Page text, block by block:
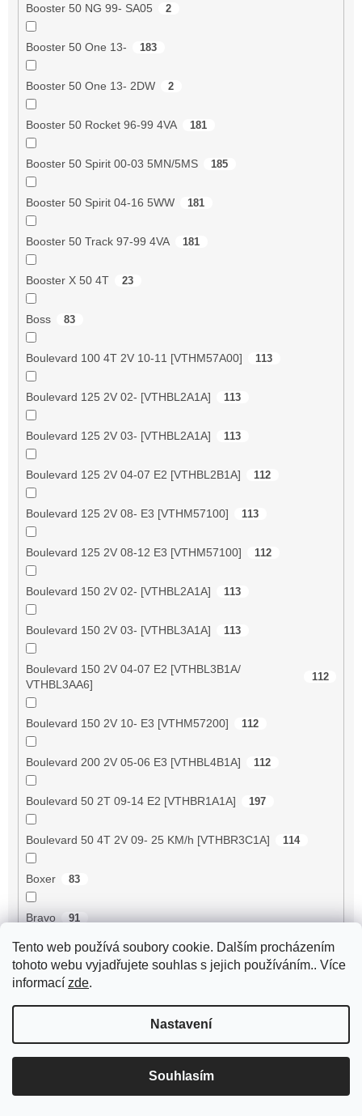
Tento web používá soubory cookie. Dalším procházením
tohoto webu vyjadřujete souhlas s jejich používáním.. Více
informací zde.
Nastavení
Souhlasím
Booster 50 NG 99- SA05 2
Booster 50 One 13- 183
Booster 50 One 13- 2DW 2
Booster 50 Rocket 96-99 4VA 181
Booster 50 Spirit 00-03 5MN/5MS 185
Booster 50 Spirit 04-16 5WW 181
Booster 50 Track 97-99 4VA 181
Booster X 50 4T 23
Boss 83
Boulevard 100 4T 2V 10-11 [VTHM57A00] 113
Boulevard 125 2V 02- [VTHBL2A1A] 113
Boulevard 125 2V 03- [VTHBL2A1A] 113
Boulevard 125 2V 04-07 E2 [VTHBL2B1A] 112
Boulevard 125 2V 08- E3 [VTHM57100] 113
Boulevard 125 2V 08-12 E3 [VTHM57100] 112
Boulevard 150 2V 02- [VTHBL2A1A] 113
Boulevard 150 2V 03- [VTHBL3A1A] 113
Boulevard 150 2V 04-07 E2 [VTHBL3B1A/
VTHBL3AA6]
112
Boulevard 150 2V 10- E3 [VTHM57200] 112
Boulevard 200 2V 05-06 E3 [VTHBL4B1A] 112
Boulevard 50 2T 09-14 E2 [VTHBR1A1A] 197
Boulevard 50 4T 2V 09- 25 KM/h [VTHBR3C1A] 114
Boxer 83
Bravo 91
Breeze 125 ZN125T-D 89
72